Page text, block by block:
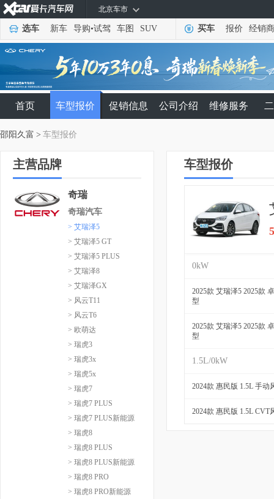
北京车市
选车 新车 导购•试驾 车图 SUV 买车 报价 经销商
首页 车型报价 促销信息 公司介绍 维修服务
邵阳久富 > 车型报价
主营品牌
奇瑞
奇瑞汽车
> 艾瑞泽5
> 艾瑞泽5 GT
> 艾瑞泽5 PLUS
> 艾瑞泽8
> 艾瑞泽GX
> 风云T11
> 风云T6
> 欧萌达
> 瑞虎3
> 瑞虎3x
> 瑞虎5x
> 瑞虎7
> 瑞虎7 PLUS
> 瑞虎7 PLUS新能源
> 瑞虎8
> 瑞虎8 PLUS
> 瑞虎8 PLUS新能源
> 瑞虎8 PRO
> 瑞虎8 PRO新能源
车型报价
0kW
2025款 艾瑞泽5 2025款
型
2025款 艾瑞泽5 2025款
型
1.5L/0kW
2024款 惠民版 1.5L 手动
2024款 惠民版 1.5L CVT